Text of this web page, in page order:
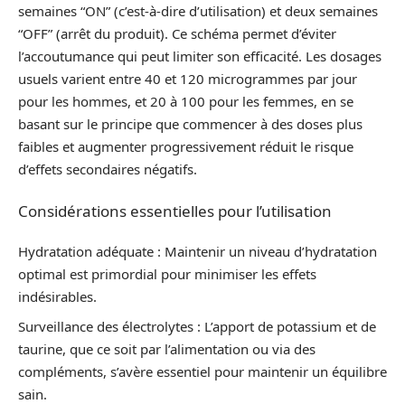
semaines “ON” (c’est-à-dire d’utilisation) et deux semaines
“OFF” (arrêt du produit). Ce schéma permet d’éviter
l’accoutumance qui peut limiter son efficacité. Les dosages
usuels varient entre 40 et 120 microgrammes par jour
pour les hommes, et 20 à 100 pour les femmes, en se
basant sur le principe que commencer à des doses plus
faibles et augmenter progressivement réduit le risque
d’effets secondaires négatifs.
Considérations essentielles pour l’utilisation
Hydratation adéquate : Maintenir un niveau d’hydratation
optimal est primordial pour minimiser les effets
indésirables.
Surveillance des électrolytes : L’apport de potassium et de
taurine, que ce soit par l’alimentation ou via des
compléments, s’avère essentiel pour maintenir un équilibre
sain.